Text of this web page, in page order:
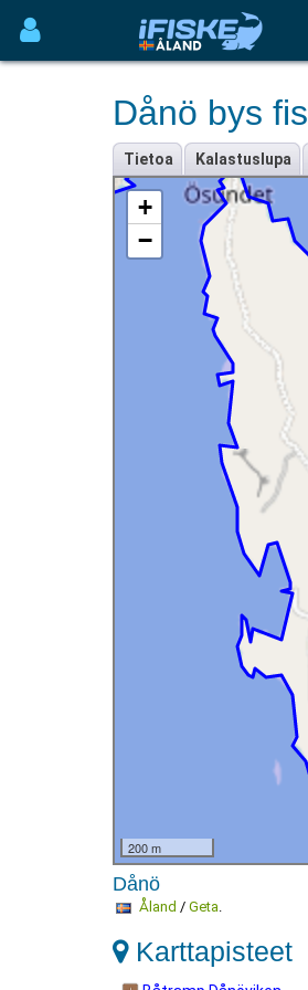
Dånö bys
Tietoa Kalastuslupa
+
−
200 m
Dånö
Åland / Geta.
Karttapisteet